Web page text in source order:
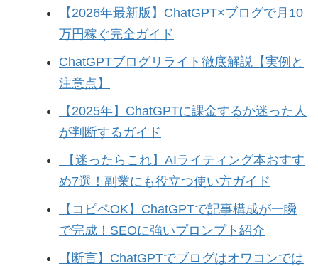
【2026年最新版】ChatGPT×ブログで月10
万円稼ぐ完全ガイド
ChatGPTブログリライト徹底解説【実例と
注意点】
【2025年】ChatGPTに課金するか迷った人
が判断するガイド
【迷ったらこれ】AIライティング本おすす
め7選！副業にも役立つ使い方ガイド
【コピペOK】ChatGPTで記事構成が一瞬
で完成！SEOに強いプロンプト紹介
【断言】ChatGPTでブログはオワコンでは